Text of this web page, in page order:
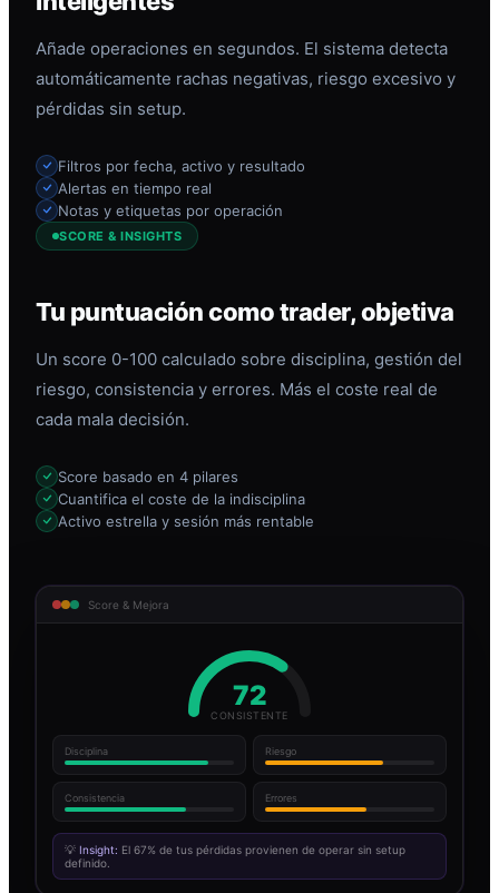
Añade operaciones en segundos. El sistema detecta
automáticamente rachas negativas, riesgo excesivo y
pérdidas sin setup.
Filtros por fecha, activo y resultado
Alertas en tiempo real
Notas y etiquetas por operación
SCORE & INSIGHTS
Tu puntuación como trader, objetiva
Un score 0-100 calculado sobre disciplina, gestión del
riesgo, consistencia y errores. Más el coste real de
cada mala decisión.
Score basado en 4 pilares
Cuantifica el coste de la indisciplina
Activo estrella y sesión más rentable
Score & Mejora
72
CONSISTENTE
Disciplina Riesgo
Consistencia Errores
💡 Insight: El 67% de tus pérdidas provienen de operar sin setup
definido.